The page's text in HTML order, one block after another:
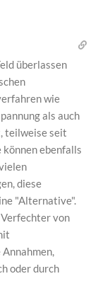
überlassen
wie
als auch
teilweise seit
ebenfalls
diese
"Alternative".
Verfechter von
oder durch